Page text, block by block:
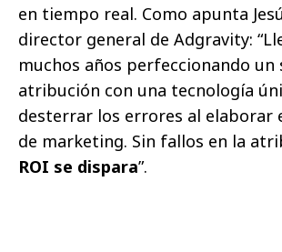
en tiempo real. Como apunta
director general de Adgravity:
muchos años perfeccionando un
atribución con una tecnología
desterrar los errores al elaborar
de marketing. Sin fallos en la
ROI se dispara”.